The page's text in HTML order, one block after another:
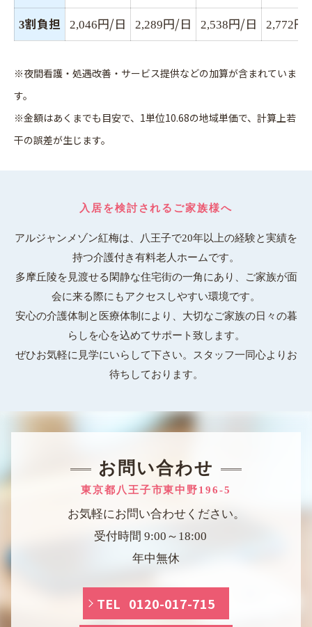
3割負担 2,046円/日 2,289円/日 2,538円/日 2,772円
※夜間看護・処遇改善・サービス提供などの加算が含まれていま
す。
※金額はあくまでも目安で、1単位10.68の地域単価で、計算上若
干の誤差が生じます。
入居を検討されるご家族様へ
アルジャンメゾン紅梅は、八王子で20年以上の経験と実績を
持つ介護付き有料老人ホームです。
多摩丘陵を見渡せる閑静な住宅街の一角にあり、ご家族が面
会に来る際にもアクセスしやすい環境です。
安心の介護体制と医療体制により、大切なご家族の日々の暮
らしを心を込めてサポート致します。
ぜひお気軽に見学にいらして下さい。スタッフ一同心よりお
待ちしております。
東京都八王子市東中野196-5
お問い合わせ
お気軽にお問い合わせください。
受付時間 9:00～18:00
年中無休
TEL 0120-017-715